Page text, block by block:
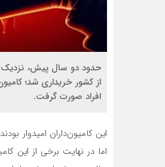
از کشور خریداری شد؛
افراد صورت گرفت.
این کامیون‌داران امیدوار
اما در نهایت برخی از این